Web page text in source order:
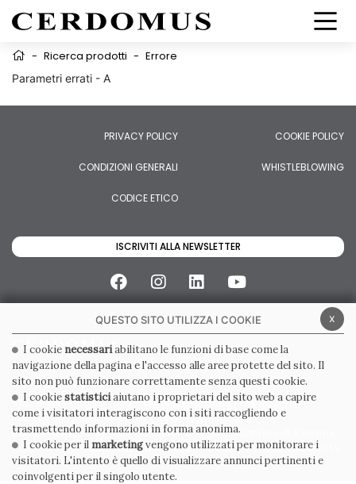
- Ricerca prodotti - Errore
Parametri errati - A
CERDOMUS S.R.L.
Via Emilia Ponente, 1000 - 48014 Castel Bolognese (RA) Italy
Tel. +39.0546.652111 - Email: info@cerdomus.com
Codice Fiscale e numero iscrizione al registro imprese di Ravenna
02620780391 - REA RA 217992 - Capitale Sociale Euro 20.000.000 i.v.
PRIVACY POLICY COOKIE POLICY
CONDIZIONI GENERALI WHISTLEBLOWING
CODICE ETICO
ISCRIVITI ALLA NEWSLETTER
x
QUESTO SITO UTILIZZA I COOKIE
I cookie necessariabilitano le funzioni di base come la
navigazione della pagina e l'accesso alle aree protette del sito. Il
sito non può funzionare correttamente senza questi cookie.
I cookiestatisticiaiutano i proprietari del sito web a capire
come i visitatori interagiscono con i siti raccogliendo e
trasmettendo informazioni in forma anonima.
I cookie per il marketingvengono utilizzati per monitorare i
visitatori. L'intento è quello di visualizzare annunci pertinenti e
coinvolgenti per il singolo utente.